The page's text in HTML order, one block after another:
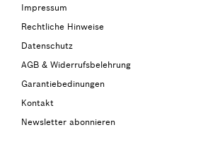
Impressum
Rechtliche Hinweise
Datenschutz
AGB & Widerrufsbelehrung
Garantiebedinungen
Kontakt
Newsletter abonnieren